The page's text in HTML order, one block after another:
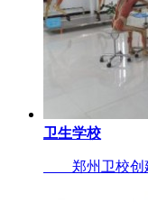
卫生学校
郑州卫校创建